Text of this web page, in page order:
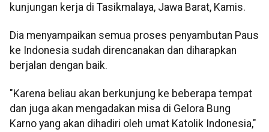
kunjungan kerja di Tasikmalaya, Jawa Barat, Kamis.
Dia menyampaikan semua proses penyambutan Paus
ke Indonesia sudah direncanakan dan diharapkan
berjalan dengan baik.
"Karena beliau akan berkunjung ke beberapa tempat
dan juga akan mengadakan misa di Gelora Bung
Karno yang akan dihadiri oleh umat Katolik Indonesia,"